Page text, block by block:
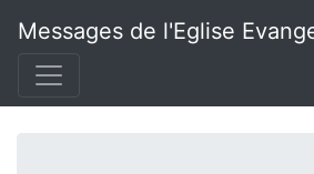
Messages de l'Eglise